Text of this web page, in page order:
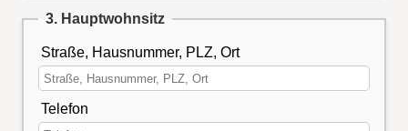
3. Hauptwohnsitz
Straße, Hausnummer, PLZ, Ort
Telefon